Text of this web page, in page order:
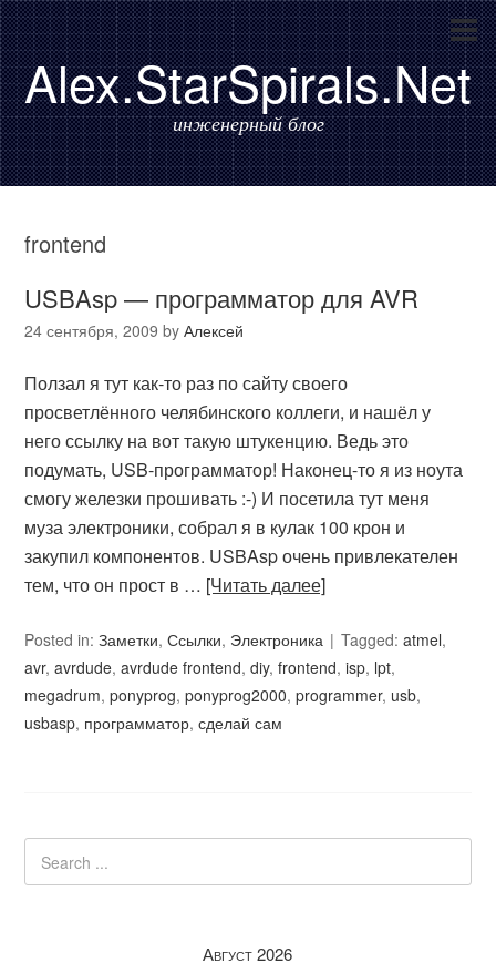
Alex.StarSpirals.Net
инженерный блог
frontend
USBAsp — программатор для AVR
24 сентября, 2009 byАлексей
Ползал я тут как-то раз по сайту своего
просветлённого челябинского коллеги, и нашёл у
него ссылку на вот такую штукенцию. Ведь это
подумать, USB-программатор! Наконец-то я из ноута
смогу железки прошивать :-) И посетила тут меня
муза электроники, собрал я в кулак 100 крон и
закупил компонентов. USBAsp очень привлекателен
тем, что он прост в … [Читать далее]
Posted in:Заметки,Ссылки, Электроника Tagged:atmel,
avr,avrdude,avrdude frontend,diy,frontend,isp, lpt,
megadrum,ponyprog,ponyprog2000,programmer, usb,
usbasp, программатор,сделай сам
Август 2026